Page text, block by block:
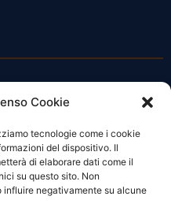
Cookie
tecnologie come i cookie
del dispositivo. Il
di elaborare dati come il
su questo sito. Non
negativamente su alcune